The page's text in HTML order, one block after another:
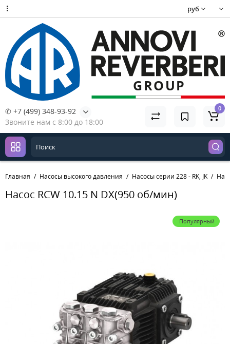
руб
✆ +7 (499) 348-93-92
Звоните нам с 8:00 до 18:00
0
Главная Насосы высокого давления Насосы серии 228 - RK, JK
Насос RCW 10.15 N DX(950 об/мин)
Популярный